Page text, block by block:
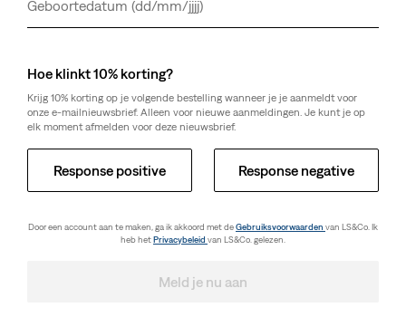
Dag
Maand
Jaar
Hoe klinkt 10% korting?
Krijg 10% korting op je volgende bestelling wanneer je je aanmeldt voor
onze e-mailnieuwsbrief. Alleen voor nieuwe aanmeldingen. Je kunt je op
elk moment afmelden voor deze nieuwsbrief.
Response positive Response negative
Door een account aan te maken, ga ik akkoord met deGebruiksvoorwaarden van LS&Co. Ik
heb hetPrivacybeleid van LS&Co. gelezen.
Meld je nu aan